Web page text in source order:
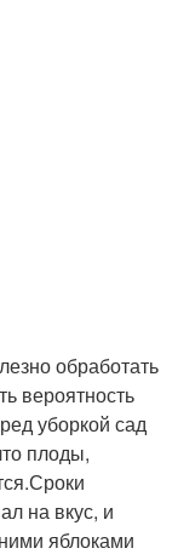
обработать
вероятность
уборкой сад
плоды,
на вкус, и
яблоками